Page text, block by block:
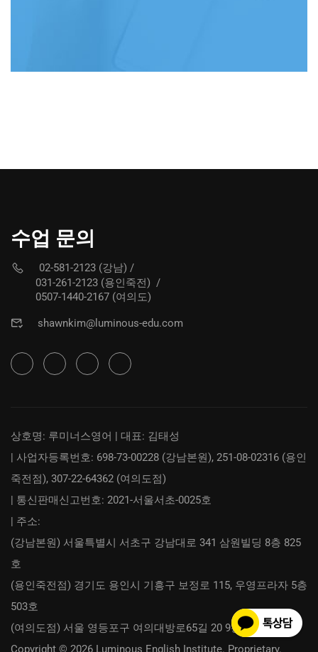
수업 문의
02-581-2123 (강남) /
031-261-2123 (용인죽전) /
0507-1440-2167 (여의도)
shawnkim@luminous-edu.com
상호명: 루미너스영어 | 대표: 김태성
| 사업자등록번호: 698-73-00228 (강남본원), 251-08-02316 (용인
죽전점), 307-22-64362 (여의도점)
| 통신판매신고번호: 2021-서울서초-0025호
| 주소:
(강남본원) 서울특별시 서초구 강남대로 341 삼원빌딩 8층 825
호
(용인죽전점) 경기도 용인시 기흥구 보정로 115, 우영프라자 5층
503호
(여의도점) 서울 영등포구 여의대방로65길 20 9층 918호
Copyright © 2026 Luminous English Institute. Proprietary.